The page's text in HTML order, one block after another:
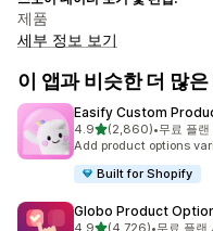
제품
세부 정보 보기
이 앱과 비슷한 더 많은
Easify Custom
4.9별 5개 중
(2,860)
총 리뷰 2860개
•무료 플랜
Add product options
Built for Shopify
Globo Product
별 5개 중